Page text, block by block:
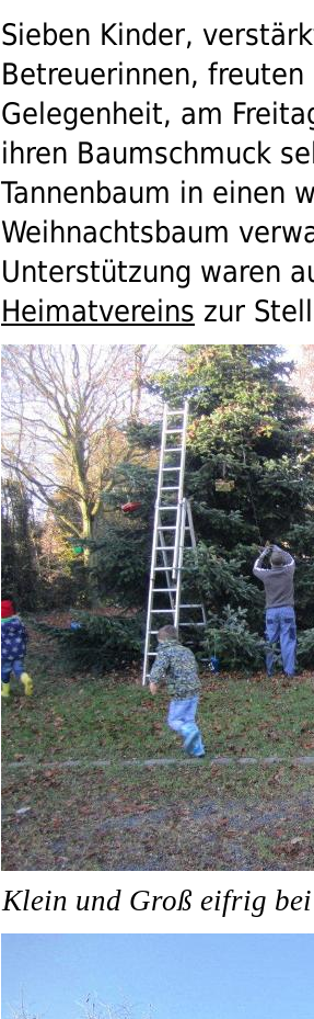
Sieben Kinder,
Betreuerinnen,
Gelegenheit, am
ihren Baumschmuck
Tannenbaum in einen
Weihnachtsbaum
Unterstützung waren
Heimatvereins zur
Klein und Groß eifrig